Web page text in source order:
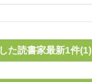
た読書家最新1件(1)